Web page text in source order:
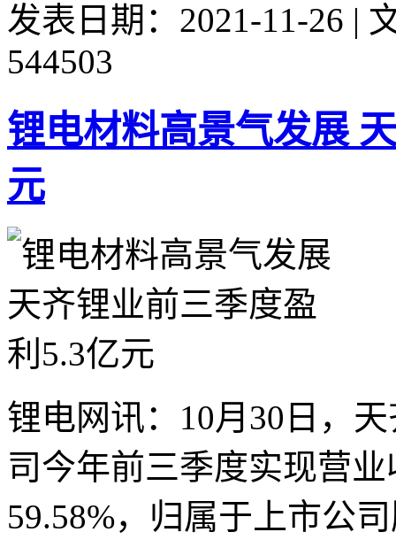
发表日期：2021-11-26 |
544503
锂电材料高景气发展
元
锂电网讯：10月30日，
司今年前三季度实现营
59.58%，归属于上市公